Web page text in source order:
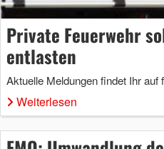
Private Feuerwehr
entlasten
Aktuelle Meldungen findet Ihr auf
Weiterlesen